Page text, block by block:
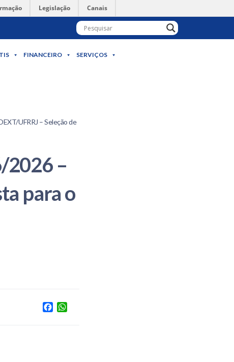
Legislação Canais
FINANCEIRO SERVIÇOS
UFRRJ – Seleção de
2026 –
para o
Facebook